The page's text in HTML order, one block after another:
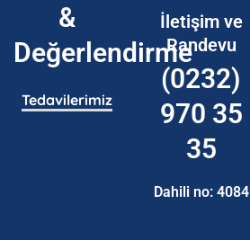
&
Değerlendirme
Tedavilerimiz
İletişim ve
Randevu
(0232)
970 35
35
Dahili no: 4084